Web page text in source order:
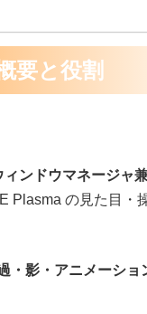
要と役割
ィンドウマネージャ
Plasma の見た目・
・影・アニメーショ